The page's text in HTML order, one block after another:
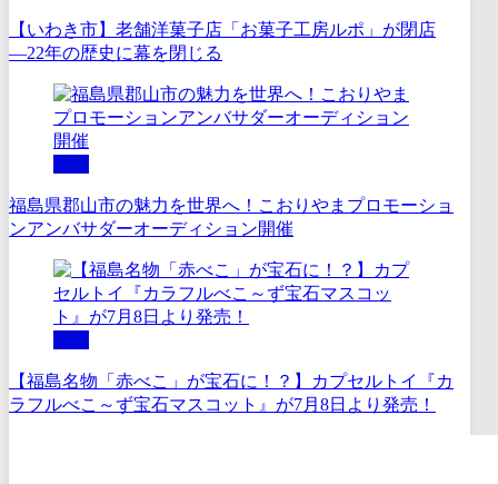
【いわき市】老舗洋菓子店「お菓子工房ルポ」が閉店
―22年の歴史に幕を閉じる
体験
福島県郡山市の魅力を世界へ！こおりやまプロモーショ
ンアンバサダーオーディション開催
体験
【福島名物「赤べこ」が宝石に！？】カプセルトイ『カ
ラフルべこ～ず宝石マスコット』が7月8日より発売！